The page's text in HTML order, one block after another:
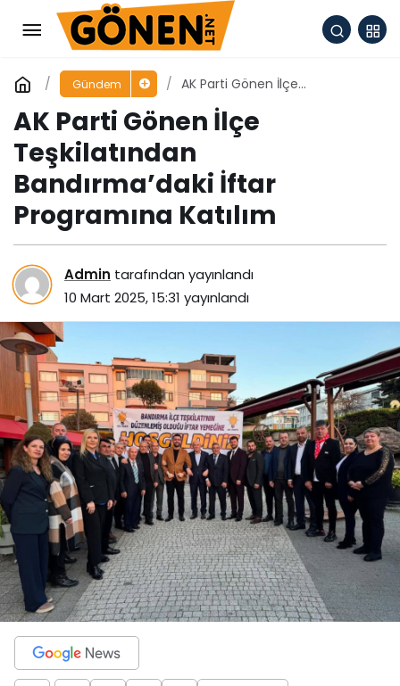
Gündem
AK Parti Gönen İlçe
İftar Programına Katılım
AK Parti Gönen İlçe
Teşkilatından
Bandırma’daki İftar
Programına Katılım
Admin tarafından yayınlandı
10 Mart 2025, 15:31 yayınlandı